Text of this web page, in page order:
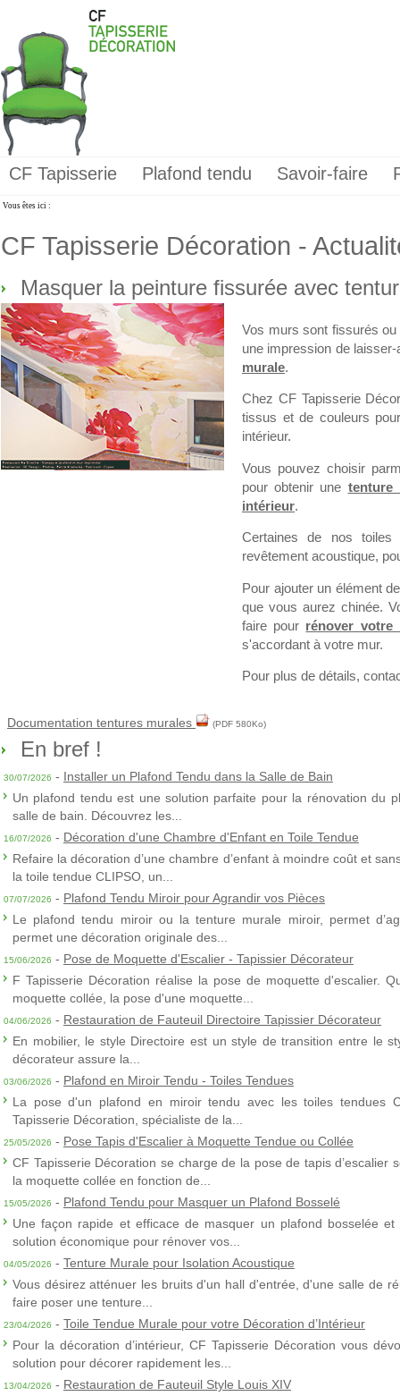
CF Tapisserie Plafond tendu Savoir-faire
Vous êtes ici :
CF Tapisserie Décoration -
Masquer la peinture fissurée avec
Vos murs sont fissurés ou
une impression de
murale.
Chez CF Tapisserie
tissus et de couleurs
intérieur.
Vous pouvez choisir
pour obtenir une tenture
intérieur.
Certaines de nos toiles
revêtement acoustique,
Pour ajouter un élément
que vous aurez chinée.
faire pour rénover votre
s'accordant à votre mur.
Pour plus de détails,
Documentation tentures murales (PDF 580Ko)
En bref !
30/07/2026 - Installer un Plafond Tendu dans la Salle de Bain
Un plafond tendu est une solution parfaite pour la rénovation du
salle de bain. Découvrez les...
16/07/2026 - Décoration d'une Chambre d'Enfant en Toile Tendue
Refaire la décoration d’une chambre d’enfant à moindre coût et
la toile tendue CLIPSO, un...
07/07/2026 - Plafond Tendu Miroir pour Agrandir vos Pièces
Le plafond tendu miroir ou la tenture murale miroir, permet
permet une décoration originale des...
15/06/2026 - Pose de Moquette d'Escalier - Tapissier Décorateur
F Tapisserie Décoration réalise la pose de moquette d'escalier.
moquette collée, la pose d'une moquette...
04/06/2026 - Restauration de Fauteuil Directoire Tapissier Décorateur
En mobilier, le style Directoire est un style de transition entre le
décorateur assure la...
03/06/2026 - Plafond en Miroir Tendu - Toiles Tendues
La pose d'un plafond en miroir tendu avec les toiles tendues
Tapisserie Décoration, spécialiste de la...
25/05/2026 - Pose Tapis d'Escalier à Moquette Tendue ou Collée
CF Tapisserie Décoration se charge de la pose de tapis
la moquette collée en fonction de...
15/05/2026 - Plafond Tendu pour Masquer un Plafond Bosselé
Une façon rapide et efficace de masquer un plafond bosselée
solution économique pour rénover vos...
04/05/2026 - Tenture Murale pour Isolation Acoustique
Vous désirez atténuer les bruits d'un hall d'entrée, d'une salle de
faire poser une tenture...
23/04/2026 - Toile Tendue Murale pour votre Décoration d’Intérieur
Pour la décoration d’intérieur, CF Tapisserie Décoration vous
solution pour décorer rapidement les...
13/04/2026 - Restauration de Fauteuil Style Louis XIV